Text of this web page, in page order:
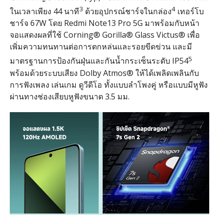
ในเวลาเพียง 44นาที3 ด้วยอุปกรณ์ชาร์จในกล่อง4เทอร์โบ
ชาร์จ 67Wโดย Redmi Note13 Pro 5G มาพร้อมกับหน้า
จอแสดงผลที่ใช้Corning® Gorilla® Glass Victus® เพื่อ
เพิ่มความทนทานต่อการตกหล่นและรอยขีดข่วน และมี
มาตรฐานการป้องกันฝุ่นและกันน้ำกระเซ็นระดับ IP545
พร้อมด้วยระบบเสียง Dolby Atmos® ให้ได้เพลิดเพลินกับ
การฟังเพลง เล่นเกม ดูวีดีโอ ทั้งแบบลำโพงคู่ หรือแบบมีหูฟัง
ผ่านทางช่องเสียบหูฟังขนาด3.5 มม.